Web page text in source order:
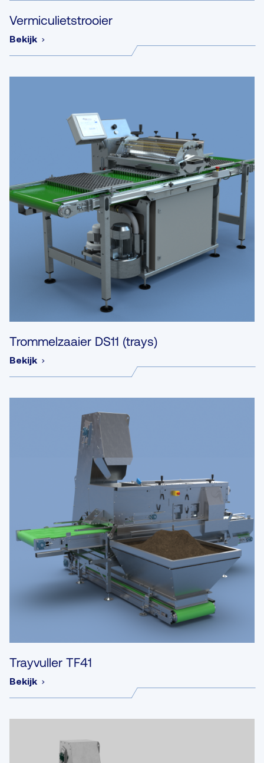
Vermiculietstrooier
Bekijk
Trommelzaaier DS11 (trays)
Bekijk
Trayvuller TF41
Bekijk